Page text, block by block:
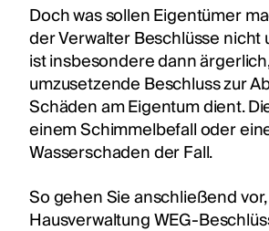
Doch was sollen Eigentümer
der Verwalter Beschlüsse nicht
ist insbesondere dann
umzusetzende Beschluss zur
Schäden am Eigentum dient.
einem Schimmelbefall oder
Wasserschaden der Fall.
So gehen Sie anschließend
Hausverwaltung WEG-